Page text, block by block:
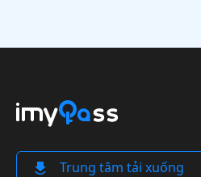
Trung tâm tải xuống